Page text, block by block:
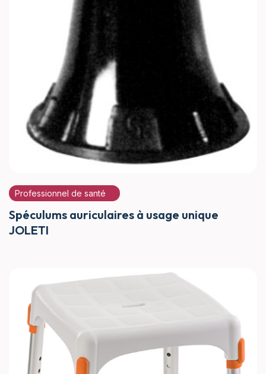
Professionnel de santé
Spéculums auriculaires à usage unique
JOLETI